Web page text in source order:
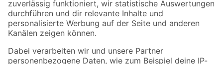
Zur Newsletter Anmeldung
Folge uns